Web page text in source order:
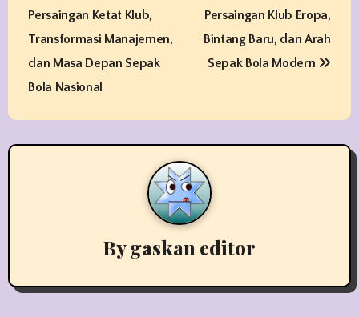
n
a
a
Persaingan Ketat Klub,
Transformasi Manajemen,
dan Masa Depan Sepak
Bola Nasional
Persaingan Klub Eropa,
Bintang Baru, dan Arah
Sepak Bola Modern
Bygaskan editor